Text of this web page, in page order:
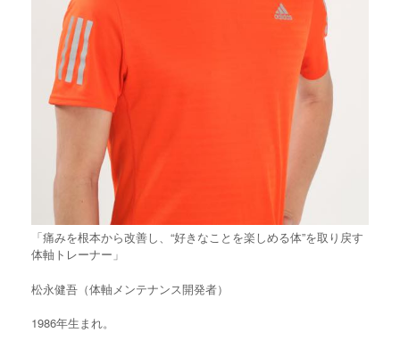
「痛みを根本から改善し、“好きなことを楽しめる体”を取り戻す
体軸トレーナー」
松永健吾（体軸メンテナンス開発者）
1986年生まれ。